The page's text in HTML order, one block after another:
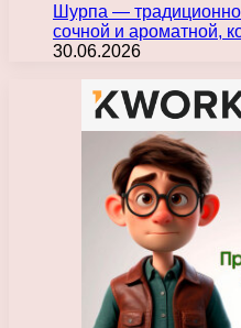
Шурпа —
сочной и ароматной,
30.06.2026